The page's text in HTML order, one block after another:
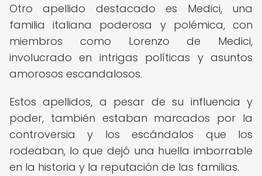
Otro apellido destacado es Medici, una
familia italiana poderosa y polémica, con
miembros como Lorenzo de Medici,
involucrado en intrigas políticas y asuntos
amorosos escandalosos.
Estos apellidos, a pesar de su influencia y
poder, también estaban marcados por la
controversia y los escándalos que los
rodeaban, lo que dejó una huella imborrable
en la historia y la reputación de las familias.